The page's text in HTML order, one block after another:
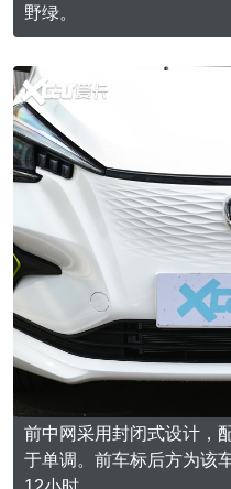
野绿。
前中网采用封闭式设计，
于单调。前车标后方为该